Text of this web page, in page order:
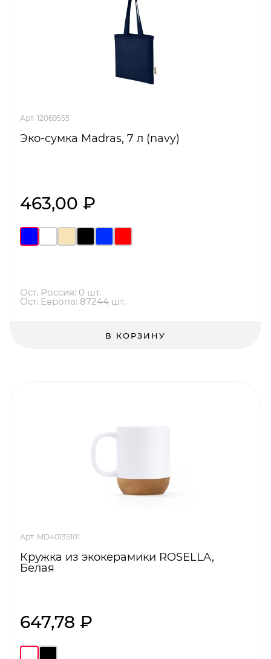
Арт. 12069555
Эко-сумка Madras, 7 л (navy)
463,00 ₽
Ост. Россия: 0 шт.
Ост. Европа: 87244 шт.
В КОРЗИНУ
Арт. MD4013S101
Кружка из экокерамики ROSELLA,
Белая
647,78 ₽